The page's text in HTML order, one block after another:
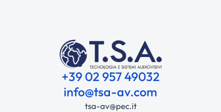
+39 02 957 49032
info@tsa-av.com
tsa-av@pec.it